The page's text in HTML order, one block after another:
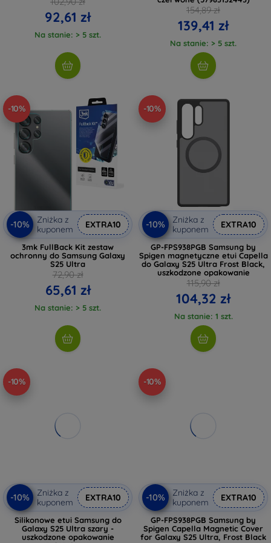
92,61 zł
Na stanie: > 5 szt.
154,89 zł
139,41 zł
Na stanie: > 5 szt.
-10%
-10%
Zniżka z
kuponem
EXTRA10
3mk FullBack Kit zestaw
ochronny do Samsung Galaxy
S25 Ultra
72,90 zł
65,61 zł
Na stanie: > 5 szt.
-10%
-10%
Zniżka z
kuponem
EXTRA10
GP-FPS938PGB Samsung by
Spigen magnetyczne etui Capella
do Galaxy S25 Ultra Frost Black,
uszkodzone opakowanie
115,90 zł
104,32 zł
Na stanie: 1 szt.
-10%
-10%
Zniżka z
kuponem
EXTRA10
Silikonowe etui Samsung do
Galaxy S25 Ultra szary -
uszkodzone opakowanie
-10%
-10%
Zniżka z
kuponem
EXTRA10
GP-FPS938PGB Samsung by
Spigen Capella Magnetic Cover
for Galaxy S25 Ultra, Frost Black